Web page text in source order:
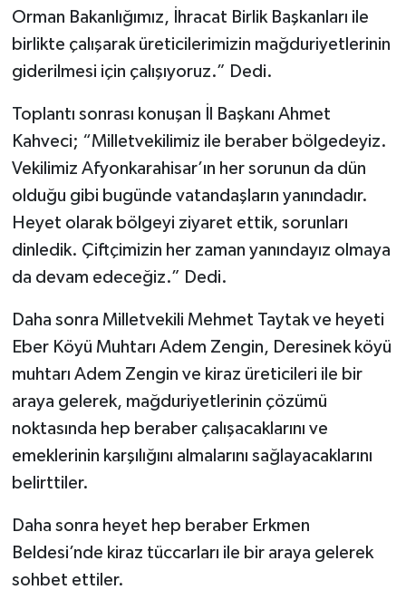
Orman Bakanlığımız, İhracat Birlik Başkanları ile
birlikte çalışarak üreticilerimizin mağduriyetlerinin
giderilmesi için çalışıyoruz.” Dedi.
Toplantı sonrası konuşan İl Başkanı Ahmet
Kahveci; “Milletvekilimiz ile beraber bölgedeyiz.
Vekilimiz Afyonkarahisar’ın her sorunun da dün
olduğu gibi bugünde vatandaşların yanındadır.
Heyet olarak bölgeyi ziyaret ettik, sorunları
dinledik. Çiftçimizin her zaman yanındayız olmaya
da devam edeceğiz.” Dedi.
Daha sonra Milletvekili Mehmet Taytak ve heyeti
Eber Köyü Muhtarı Adem Zengin, Deresinek köyü
muhtarı Adem Zengin ve kiraz üreticileri ile bir
araya gelerek, mağduriyetlerinin çözümü
noktasında hep beraber çalışacaklarını ve
emeklerinin karşılığını almalarını sağlayacaklarını
belirttiler.
Daha sonra heyet hep beraber Erkmen
Beldesi’nde kiraz tüccarları ile bir araya gelerek
sohbet ettiler.